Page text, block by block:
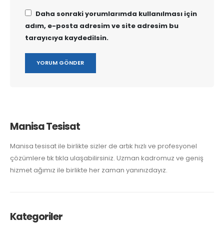
Daha sonraki yorumlarımda kullanılması için
adım, e-posta adresim ve site adresim bu
tarayıcıya kaydedilsin.
Manisa Tesisat
Manisa tesisat ile birlikte sizler de artık hızlı ve profesyonel
çözümlere tık tıkla ulaşabilirsiniz. Uzman kadromuz ve geniş
hizmet ağımız ile birlikte her zaman yanınızdayız.
Kategoriler